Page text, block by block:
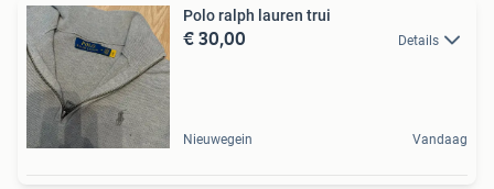
Polo ralph lauren trui
€ 30,00 Details
Nieuwegein Vandaag